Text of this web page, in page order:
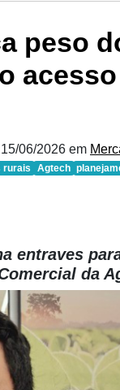
peso
15/06/2026 em
rurais Agtech
entraves
da